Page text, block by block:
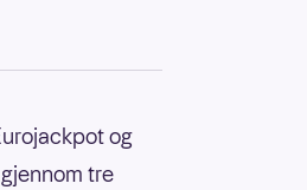
og
tre